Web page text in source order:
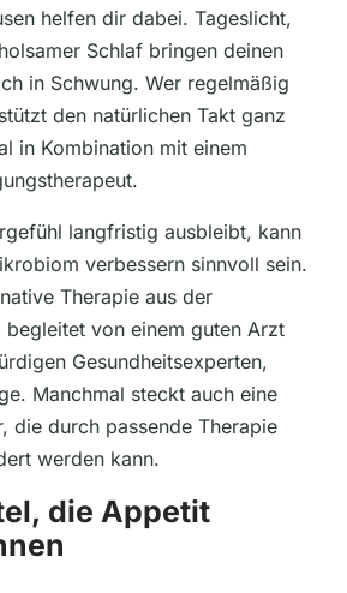
helfen dir dabei. Tageslicht,
Schlaf bringen deinen
in Schwung. Wer regelmäßig
den natürlichen Takt ganz
in Kombination mit einem
langfristig ausbleibt, kann
verbessern sinnvoll sein.
Therapie aus der
von einem guten Arzt
Gesundheitsexperten,
Manchmal steckt auch eine
die durch passende Therapie
werden kann.
die Appetit